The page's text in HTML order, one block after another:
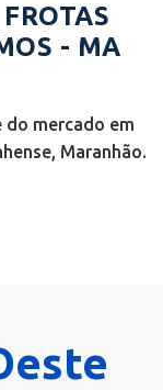
- MA
mercado em
Maranhão.